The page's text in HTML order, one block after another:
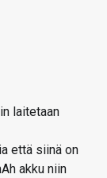
laitetaan
että siinä on
akku niin